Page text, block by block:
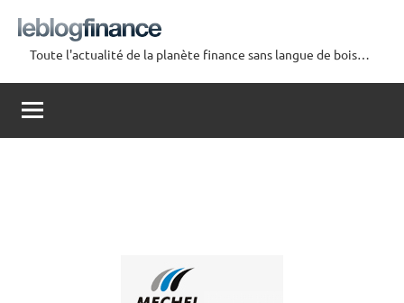
contenu
Le
Blog
Finance
Toute l'actualité de la planète finance sans langue de bois…